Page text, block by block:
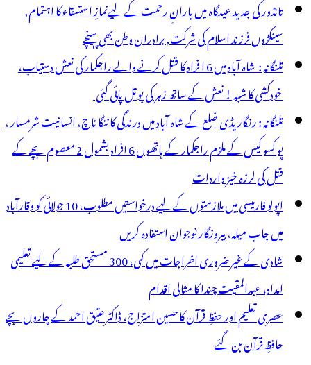
تانڈور کی جدید عیدگاہ میں بارانِ رحمت کے لیےنمازِ استسقاء کا اہتمام,
سینکڑوں فرزند اسلام کی شرکت, برادران وطن بھی پہنچے
تلنگانہ : شاہ آباد میں 6 ا فراد کا قتل کرنے والے راجکمار کی نعش دستیاب،
خودکشی کا شبہ ! نعش کے ساتھ زہر کی بوتل پائی گئی
تلنگانہ : رنگاریڈی ضلع کے شاہ آباد میں درندگی کا ننگا ناچ، انسانیت شرمسار ،
پو کسو کیس کے ملزم راجکمار کے ہاتھوں 6 افراد بشمول 2 معصوم بچے کے
قتل کی لرزہ خیز واردات
اپولو فارمیسی میں ملازمتوں کے لیے درخواستیں مطلوب، 10 جولائی کو وقارآباد
میں جاب میلہ، بیروزگار نوجوان استفادہ کریں
شادی کے غیر ضروری اخراجات میں کمی، 300 مستحق طلبہ کے لیے تعلیمی
امداد، عبدالمقیت چندا کا مثالی اقدام
عصری تعلیم اور حفظِ قرآن کا حسین امتزاج، ڈاکٹر عتیق احمد کے چاروں بچے
حافظِ قرآن بن گئے